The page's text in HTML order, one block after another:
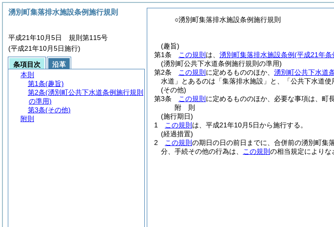
○湧別町集落排水施設条例施行規則
(趣旨)
第1条
この規則 は、 湧別町集落排水施設条例(平成21年条
(湧別町公共下水道条例施行規則の準用)
第2条
この規則 に定めるもののほか、 湧別町公共下水道
水道」とあるのは「集落排水施設」と、「公共下水道
(その他)
第3条
この規則 に定めるもののほか、必要な事項は、町
附 則
(施行期日)
1
この規則 は、平成21年10月5日から施行する。
(経過措置)
2
この規則 の期日の日の前日までに、合併前の湧別町集
分、手続その他の行為は、
この規則 の相当規定によりな
湧別町集落排水施設条例施行規則
平成21年10月5日 規則第115号
(平成21年10月5日施行)
条項目次
沿革
本則
第1条(趣旨)
第2条(湧別町公共下水道条例施行規則
の準用)
第3条(その他)
附則